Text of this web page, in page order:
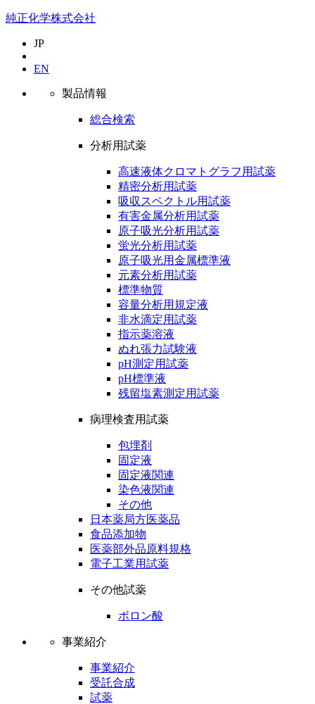
純正化学株式会社
JP
EN
製品情報
総合検索
分析用試薬
高速液体クロマトグラフ用試薬
精密分析用試薬
吸収スペクトル用試薬
有害金属分析用試薬
原子吸光分析用試薬
蛍光分析用試薬
原子吸光用金属標準液
元素分析用試薬
標準物質
容量分析用規定液
非水滴定用試薬
指示薬溶液
ぬれ張力試験液
pH測定用試薬
pH標準液
残留塩素測定用試薬
病理検査用試薬
包埋剤
固定液
固定液関連
染色液関連
その他
日本薬局方医薬品
食品添加物
医薬部外品原料規格
電子工業用試薬
その他試薬
ボロン酸
事業紹介
事業紹介
受託合成
試薬